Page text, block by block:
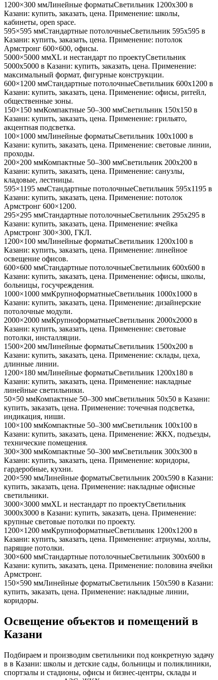
1200×300 ммЛинейные форматыСветильник 1200x300 в
Казани: купить, заказать, цена. Применение: школы,
кабинеты, open space.
595×595 ммСтандартные потолочныеСветильник 595x595 в
Казани: купить, заказать, цена. Применение: потолок
Армстронг 600×600, офисы.
5000×5000 ммXL и нестандарт по проектуСветильник
5000x5000 в Казани: купить, заказать, цена. Применение:
максимальный формат, фигурные конструкции.
600×1200 ммСтандартные потолочныеСветильник 600x1200 в
Казани: купить, заказать, цена. Применение: офисы, ритейл,
общественные зоны.
150×150 ммКомпактные 50–300 ммСветильник 150x150 в
Казани: купить, заказать, цена. Применение: грильято,
акцентная подсветка.
100×1000 ммЛинейные форматыСветильник 100x1000 в
Казани: купить, заказать, цена. Применение: световые линии,
проходы.
200×200 ммКомпактные 50–300 ммСветильник 200x200 в
Казани: купить, заказать, цена. Применение: санузлы,
кладовые, лестницы.
595×1195 ммСтандартные потолочныеСветильник 595x1195 в
Казани: купить, заказать, цена. Применение: потолок
Армстронг 600×1200.
295×295 ммСтандартные потолочныеСветильник 295x295 в
Казани: купить, заказать, цена. Применение: ячейка
Армстронг 300×300, ГКЛ.
1200×100 ммЛинейные форматыСветильник 1200x100 в
Казани: купить, заказать, цена. Применение: линейное
освещение офисов.
600×600 ммСтандартные потолочныеСветильник 600x600 в
Казани: купить, заказать, цена. Применение: офисы, школы,
больницы, госучреждения.
1000×1000 ммКрупноформатныеСветильник 1000x1000 в
Казани: купить, заказать, цена. Применение: дизайнерские
потолочные модули.
2000×2000 ммКрупноформатныеСветильник 2000x2000 в
Казани: купить, заказать, цена. Применение: световые
потолки, инсталляции.
1500×200 ммЛинейные форматыСветильник 1500x200 в
Казани: купить, заказать, цена. Применение: склады, цеха,
длинные линии.
1200×180 ммЛинейные форматыСветильник 1200x180 в
Казани: купить, заказать, цена. Применение: накладные
линейные светильники.
50×50 ммКомпактные 50–300 ммСветильник 50x50 в Казани:
купить, заказать, цена. Применение: точечная подсветка,
индикация, ниши.
100×100 ммКомпактные 50–300 ммСветильник 100x100 в
Казани: купить, заказать, цена. Применение: ЖКХ, подъезды,
технические помещения.
300×300 ммКомпактные 50–300 ммСветильник 300x300 в
Казани: купить, заказать, цена. Применение: коридоры,
гардеробные, кухни.
200×590 ммЛинейные форматыСветильник 200x590 в Казани:
купить, заказать, цена. Применение: накладные офисные
светильники.
3000×3000 ммXL и нестандарт по проектуСветильник
3000x3000 в Казани: купить, заказать, цена. Применение:
крупные световые потолки по проекту.
1200×1200 ммКрупноформатныеСветильник 1200x1200 в
Казани: купить, заказать, цена. Применение: атриумы, холлы,
парящие потолки.
300×600 ммСтандартные потолочныеСветильник 300x600 в
Казани: купить, заказать, цена. Применение: половина ячейки
Армстронг.
150×590 ммЛинейные форматыСветильник 150x590 в Казани:
купить, заказать, цена. Применение: накладные линии,
коридоры.
Освещение объектов и помещений в
Казани
Подбираем и производим светильники под конкретную задачу
в в Казани: школы и детские сады, больницы и поликлиники,
спортзалы и стадионы, офисы и бизнес-центры, склады и